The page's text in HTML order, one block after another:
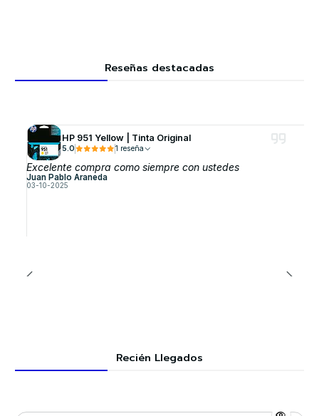
Reseñas destacadas
HP 951 Yellow | Tinta Original
5.0 1 reseña
Excelente compra como siempre con ustedes
Juan Pablo Araneda
03-10-2025
Recién Llegados